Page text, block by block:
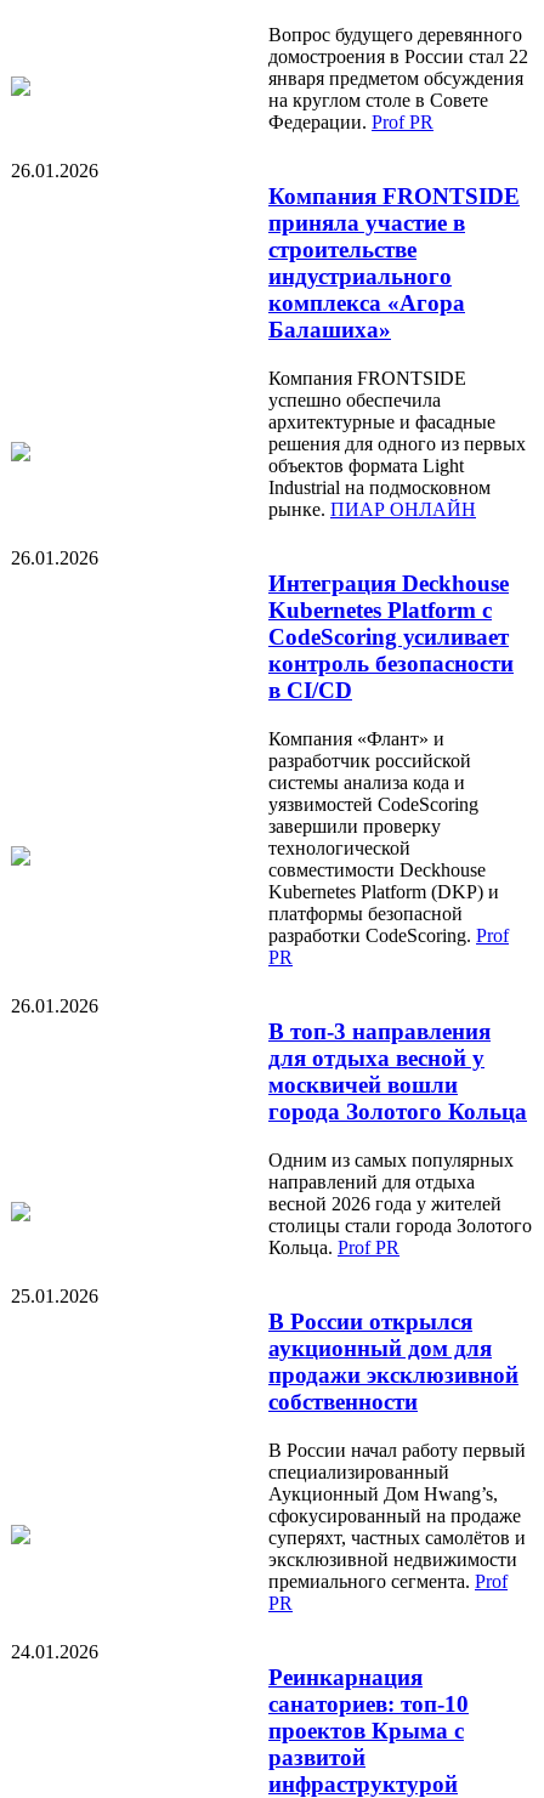
Вопрос будущего деревянного
домостроения в России стал 22
января предметом обсуждения
на круглом столе в Совете
Федерации. Prof PR
26.01.2026
Компания FRONTSIDE
приняла участие в
строительстве
индустриального
комплекса «Агора
Балашиха»
Компания FRONTSIDE
успешно обеспечила
архитектурные и фасадные
решения для одного из первых
объектов формата Light
Industrial на подмосковном
рынке. ПИАР ОНЛАЙН
26.01.2026
Интеграция Deckhouse
Kubernetes Platform с
CodeScoring усиливает
контроль безопасности
в CI/CD
Компания «Флант» и
разработчик российской
системы анализа кода и
уязвимостей CodeScoring
завершили проверку
технологической
совместимости Deckhouse
Kubernetes Platform (DKP) и
платформы безопасной
разработки CodeScoring. Prof
PR
26.01.2026
В топ-3 направления
для отдыха весной у
москвичей вошли
города Золотого Кольца
Одним из самых популярных
направлений для отдыха
весной 2026 года у жителей
столицы стали города Золотого
Кольца. Prof PR
25.01.2026
В России открылся
аукционный дом для
продажи эксклюзивной
собственности
В России начал работу первый
специализированный
Аукционный Дом Hwang’s,
сфокусированный на продаже
суперяхт, частных самолётов и
эксклюзивной недвижимости
премиального сегмента. Prof
PR
24.01.2026
Реинкарнация
санаториев: топ-10
проектов Крыма с
развитой
инфраструктурой